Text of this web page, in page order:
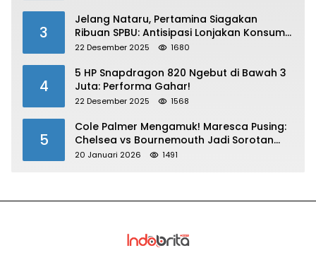
3
Jelang Nataru, Pertamina Siagakan
Ribuan SPBU: Antisipasi Lonjakan Konsumsi
BBM dan LPG!
22 Desember 2025 1680
4
5 HP Snapdragon 820 Ngebut di Bawah 3
Juta: Performa Gahar!
22 Desember 2025 1568
5
Cole Palmer Mengamuk! Maresca Pusing:
Chelsea vs Bournemouth Jadi Sorotan
Utama
20 Januari 2026 1491